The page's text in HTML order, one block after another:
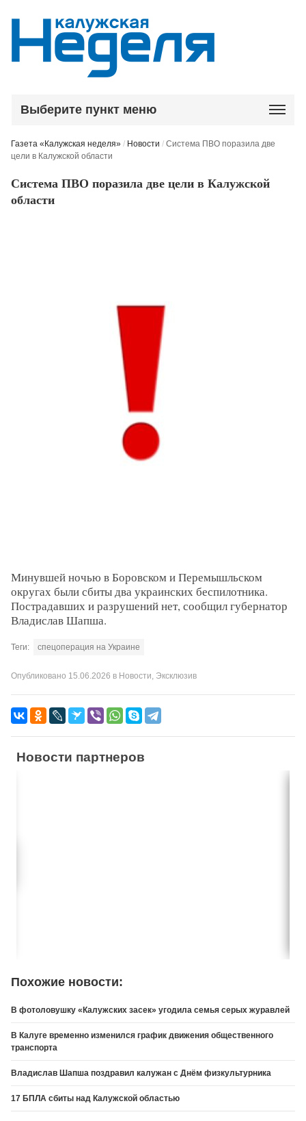
Выберите пункт меню
Газета «Калужская неделя» / Новости /Система ПВО поразила две
цели в Калужской области
Система ПВО поразила две цели в Калужской
области
Минувшей ночью в Боровском и Перемышльском
округах были сбиты два украинских беспилотника.
Пострадавших и разрушений нет, сообщил губернатор
Владислав Шапша.
Теги: спецоперация на Украине
Опубликовано 15.06.2026 в Новости Эксклюзив
Новости партнеров
Похожие новости:
В фотоловушку «Калужских засек» угодила семья серых журавлей
В Калуге временно изменился график движения общественного
транспорта
Владислав Шапша поздравил калужан с Днём физкультурника
17 БПЛА сбиты над Калужской областью